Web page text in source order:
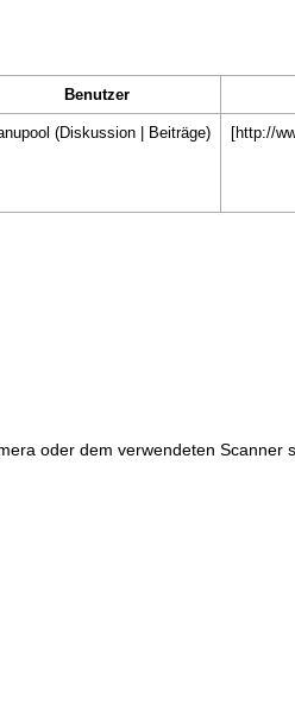
Benutzer
(Diskussion Beiträge) [http://
oder dem verwendeten